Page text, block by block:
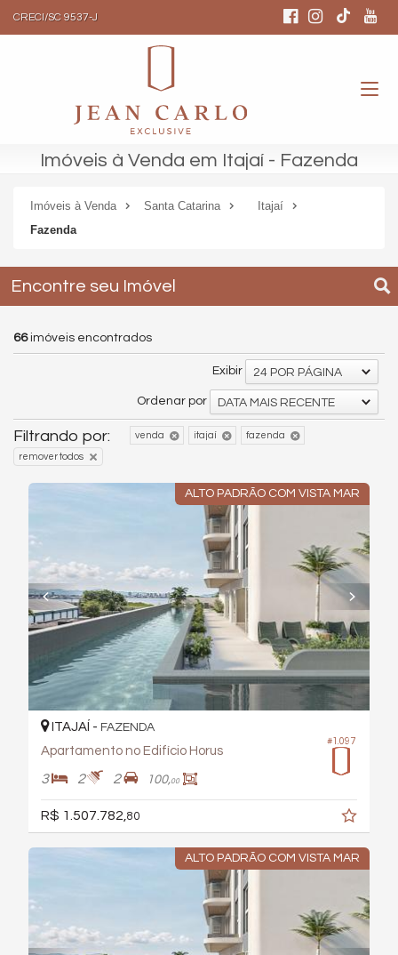
CRECI/SC 9537-J
Imóveis à Venda em Itajaí - Fazenda
Imóveis à Venda Santa Catarina
Itajaí
Fazenda
Encontre seu Imóvel
66imóveis encontrados
Exibir 24 POR PÁGINA
Ordenar por DATA MAIS RECENTE
Filtrando por: venda itajaí fazenda
remover todos
ALTO PADRÃO COM VISTA MAR
#1.097
ITAJAÍ - FAZENDA
Apartamento no Edifício Horus
3 2 2 100,00
R$ 1.507.782, 80
ALTO PADRÃO COM VISTA MAR